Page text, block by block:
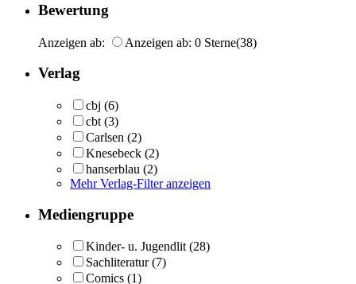
Bewertung
Anzeigen ab: Anzeigen ab: 0 Sterne(38)
Verlag
cbj (6)
cbt (3)
Carlsen (2)
Knesebeck (2)
hanserblau (2)
Mehr Verlag-Filter anzeigen
Mediengruppe
Kinder- u. Jugendlit (28)
Sachliteratur (7)
Comics (1)